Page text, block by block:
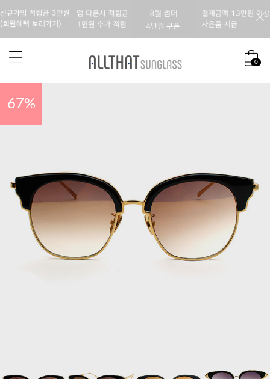
0
67%